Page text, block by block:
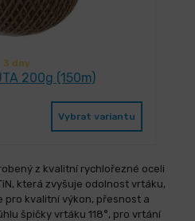
3 dny
200g (150m)
Vybrat variantu
z kvalitní rychlořezné oceli
která zvyšuje odolnost vrtáku,
pro kvalitní výkon, přesnost a
špičky vrtáku 118°, pro vrtání